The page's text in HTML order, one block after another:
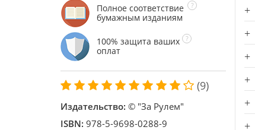
Полное соответствие
бумажным изданиям
100% защита ваших
оплат
(9)
Издательство: © "За Рулем"
ISBN: 978-5-9698-0288-9